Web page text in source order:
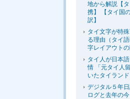
地から解説【
携】 【タイ国
訳】
タイ文字が特
る理由（タイ
字レイアウトの
タイ人が日本
情 「元タイ人
いたタイランド
デジタル５年
ログと去年の今